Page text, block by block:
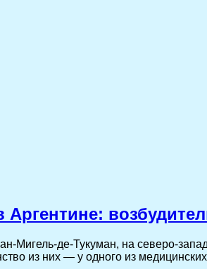
Мигель-де-Тукуман, на северо-
из них — у одного из